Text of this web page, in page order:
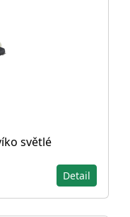
světlé
Detail